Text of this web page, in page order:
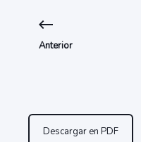
Anterior
Descargar en PDF